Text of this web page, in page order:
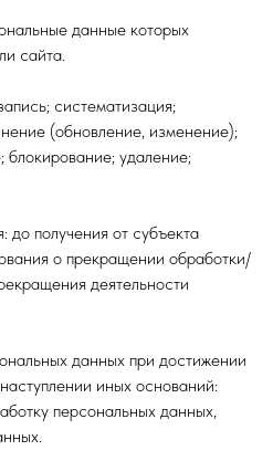
данные которых
сайта.
систематизация;
(обновление, изменение);
блокирование; удаление;
до получения от субъекта
о прекращении обработки/
деятельности
данных при достижении
иных оснований:
персональных данных,